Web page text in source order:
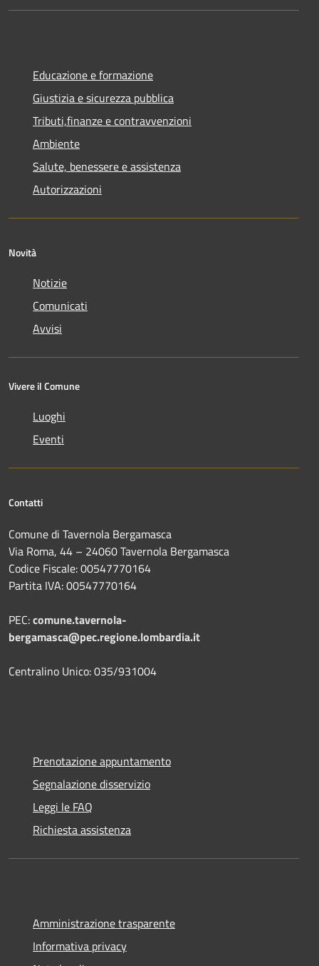
Educazione e formazione
Giustizia e sicurezza pubblica
Tributi,finanze e contravvenzioni
Ambiente
Salute, benessere e assistenza
Autorizzazioni
Novità
Notizie
Comunicati
Avvisi
Vivere il Comune
Luoghi
Eventi
Contatti
Comune di Tavernola Bergamasca
Via Roma, 44 – 24060 Tavernola Bergamasca
Codice Fiscale: 00547770164
Partita IVA: 00547770164
PEC:comune.tavernola-
bergamasca@pec.regione.lombardia.it
Centralino Unico: 035/931004
Prenotazione appuntamento
Segnalazione disservizio
Leggi le FAQ
Richiesta assistenza
Amministrazione trasparente
Informativa privacy